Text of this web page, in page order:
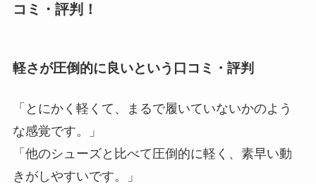
コミ・評判！
軽さが圧倒的に良いという口コミ・評判
「とにかく軽くて、まるで履いていないかのよう
な感覚です。」
「他のシューズと比べて圧倒的に軽く、素早い動
きがしやすいです。」